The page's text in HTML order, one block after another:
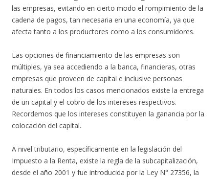
las empresas, evitando en cierto modo el rompimiento de la
cadena de pagos, tan necesaria en una economía, ya que
afecta tanto a los productores como a los consumidores.
Las opciones de financiamiento de las empresas son
múltiples, ya sea accediendo a la banca, financieras, otras
empresas que proveen de capital e inclusive personas
naturales. En todos los casos mencionados existe la entrega
de un capital y el cobro de los intereses respectivos.
Recordemos que los intereses constituyen la ganancia por la
colocación del capital.
A nivel tributario, específicamente en la legislación del
Impuesto a la Renta, existe la regla de la subcapitalización,
desde el año 2001 y fue introducida por la Ley N° 27356, la